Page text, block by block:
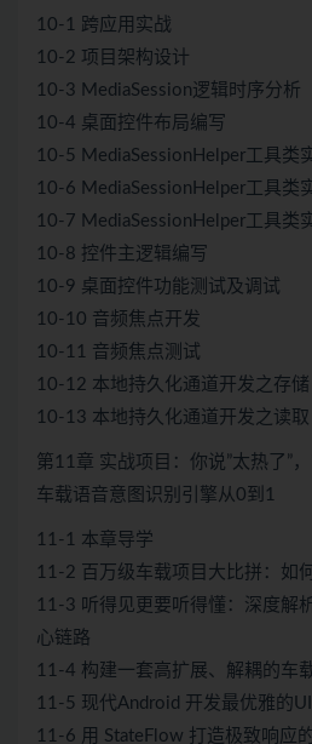
10-1 跨应用实战
10-2 项目架构设计
10-3 MediaSession逻辑时序分析
10-4 桌面控件布局编写
10-5 MediaSessionHelper工具类
10-6 MediaSessionHelper工具类
10-7 MediaSessionHelper工具类
10-8 控件主逻辑编写
10-9 桌面控件功能测试及调试
10-10 音频焦点开发
10-11 音频焦点测试
10-12 本地持久化通道开发之存储
10-13 本地持久化通道开发之读取
第11章 实战项目：你说”太热了”
车载语音意图识别引擎从0到1
11-1 本章导学
11-2 百万级车载项目大比拼：如
11-3 听得见更要听得懂：深度解
心链路
11-4 构建一套高扩展、解耦的车
11-5 现代Android 开发最优雅的
11-6 用 StateFlow 打造极致响应